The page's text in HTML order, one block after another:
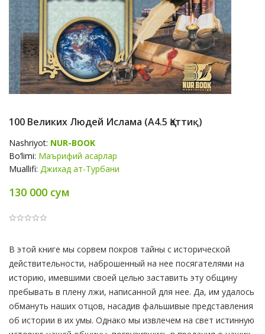
100 Великих Людей Ислама (A4.5 Қаттиқ)
Nashriyot: NUR-BOOK
Bo‘limi: Маърифий асарлар
Muallifi: Джихад ат-Турбани
130 000 сум
Product
Summery
В этой книге мы сорвем покров тайны с исторической
действительности, наброшенный на нее посягателями на
историю, имевшими своей целью заставить эту общину
пребывать в плену лжи, написанной для нее. Да, им удалось
обмануть наших отцов, насадив фальшивые представления
об истории в их умы. Однако мы извлечем на свет истинную